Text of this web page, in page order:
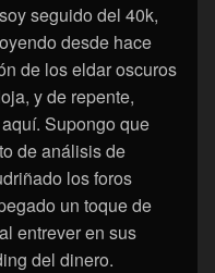
seguido del 40k,
desde hace
de los eldar oscuros
y de repente,
Supongo que
de análisis de
los foros
un toque de
entrever en sus
del dinero.